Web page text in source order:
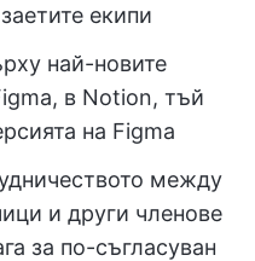
екипи
най-новите
в Notion, тъй
на Figma
между
и други членове
за по-съгласуван